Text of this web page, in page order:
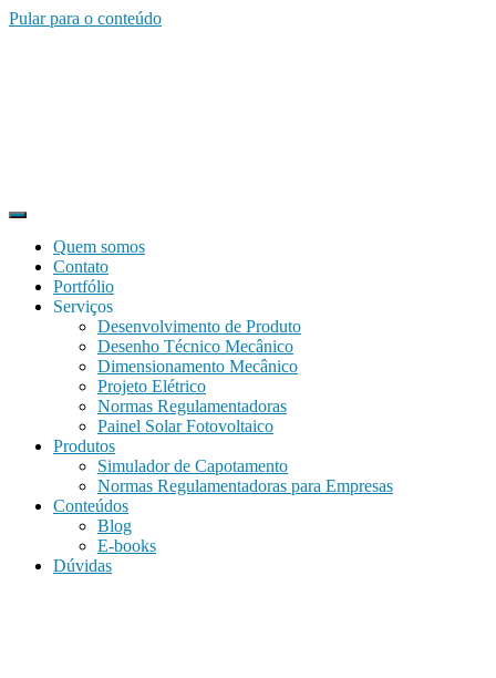
Pular para o conteúdo
Quem somos
Contato
Portfólio
Serviços
Desenvolvimento de Produto
Desenho Técnico Mecânico
Dimensionamento Mecânico
Projeto Elétrico
Normas Regulamentadoras
Painel Solar Fotovoltaico
Produtos
Simulador de Capotamento
Normas Regulamentadoras para Empresas
Conteúdos
Blog
E-books
Dúvidas